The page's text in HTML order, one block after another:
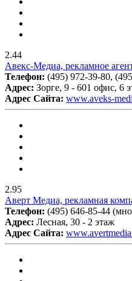
2.44
Авекс-Медиа, рекламное
Телефон: (495) 972-39-80,
Адрес: Зорге, 9 - 601 офис, 6
Адрес Сайта: www.aveks-
2.95
Аверт Медиа, рекламная
Телефон: (495) 646-85-44
Адрес: Лесная, 30 - 2 этаж
Адрес Сайта: